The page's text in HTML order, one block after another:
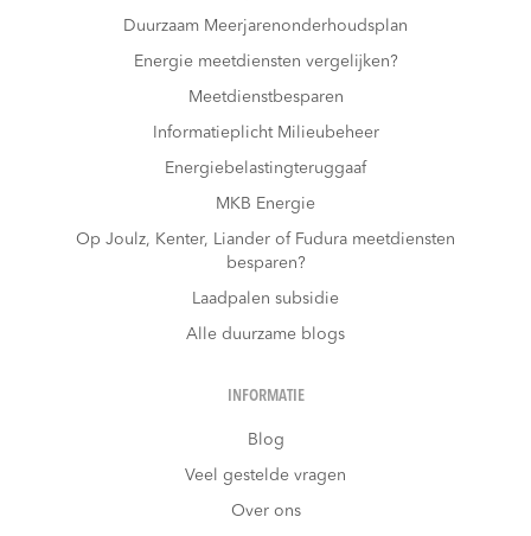
Duurzaam Meerjarenonderhoudsplan
Energie meetdiensten vergelijken?
Meetdienstbesparen
Informatieplicht Milieubeheer
Energiebelastingteruggaaf
MKB Energie
Op Joulz, Kenter, Liander of Fudura meetdiensten
besparen?
Laadpalen subsidie
Alle duurzame blogs
INFORMATIE
Blog
Veel gestelde vragen
Over ons